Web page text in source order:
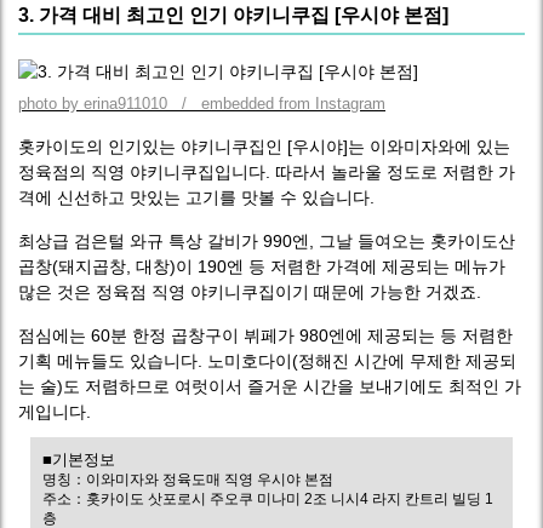
3. 가격 대비 최고인 인기 야키니쿠집 [우시야 본점]
photo by erina911010 / embedded from Instagram
홋카이도의 인기있는 야키니쿠집인 [우시야]는 이와미자와에 있는
정육점의 직영 야키니쿠집입니다. 따라서 놀라울 정도로 저렴한 가
격에 신선하고 맛있는 고기를 맛볼 수 있습니다.
최상급 검은털 와규 특상 갈비가 990엔, 그날 들여오는 홋카이도산
곱창(돼지곱창, 대창)이 190엔 등 저렴한 가격에 제공되는 메뉴가
많은 것은 정육점 직영 야키니쿠집이기 때문에 가능한 거겠죠.
점심에는 60분 한정 곱창구이 뷔페가 980엔에 제공되는 등 저렴한
기획 메뉴들도 있습니다. 노미호다이(정해진 시간에 무제한 제공되
는 술)도 저렴하므로 여럿이서 즐거운 시간을 보내기에도 최적인 가
게입니다.
■기본정보
명칭：이와미자와 정육도매 직영 우시야 본점
주소：홋카이도 삿포로시 주오쿠 미나미 2조 니시4 라지 칸트리 빌딩 1
층